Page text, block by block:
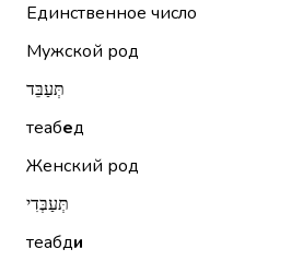
Единственное число
Мужской род
תְּעַבֵּד
теабед
Женский род
תְּעַבְּדִי
теабди